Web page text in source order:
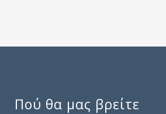
Πού θα μας βρείτε